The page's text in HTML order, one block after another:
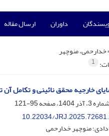
داوران ارسال مقاله
خدارحمی، منوچهر
1
خارجیه محقق نائینی و تکامل
95-121
10.22034/
منوچهر خدارحمی